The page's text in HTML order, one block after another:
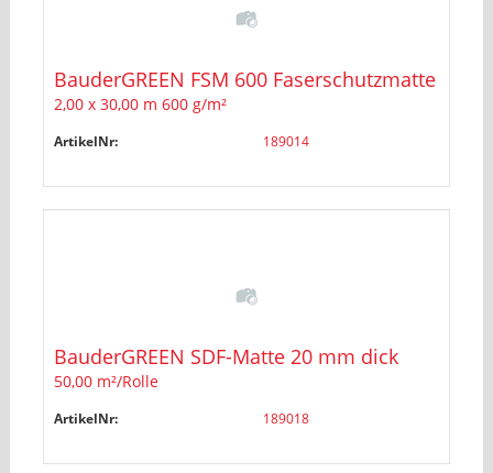
BauderGREEN FSM 600 Faserschutzmatte
2,00 x 30,00 m 600 g/m²
ArtikelNr: 189014
BauderGREEN SDF-Matte 20 mm dick
50,00 m²/Rolle
ArtikelNr: 189018